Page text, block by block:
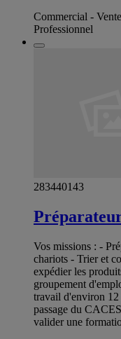
Commercial -
Professionnel
283440143
Vos missions : -
chariots - Trier et
expédier les
groupement
travail d'environ
passage du
valider une